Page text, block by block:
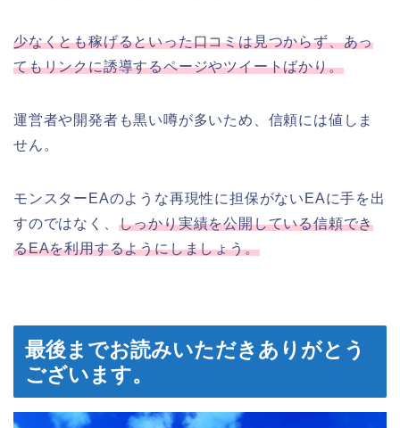
少なくとも稼げるといった口コミは見つからず、あっ
てもリンクに誘導するページやツイートばかり。
運営者や開発者も黒い噂が多いため、信頼には値しま
せん。
モンスターEAのような再現性に担保がないEAに手を出
すのではなく、 しっかり実績を公開している信頼でき
るEAを利用するようにしましょう。
最後までお読みいただきありがとう
ございます。